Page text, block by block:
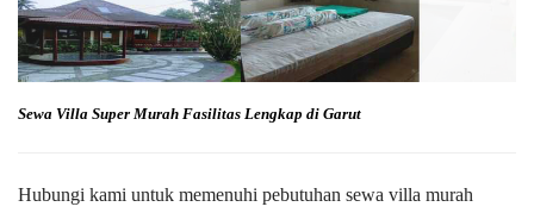
Sewa Villa Super Murah Fasilitas Lengkap di Garut
Hubungi kami untuk memenuhi pebutuhan sewa villa murah